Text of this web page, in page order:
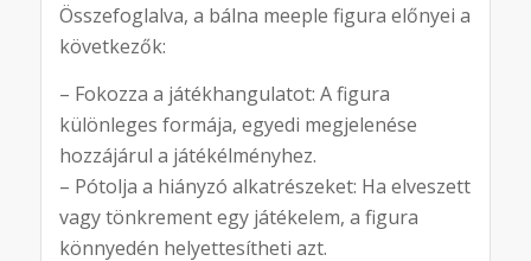
Összefoglalva, a bálna meeple figura előnyei a
következők:
– Fokozza a játékhangulatot: A figura
különleges formája, egyedi megjelenése
hozzájárul a játékélményhez.
– Pótolja a hiányzó alkatrészeket: Ha elveszett
vagy tönkrement egy játékelem, a figura
könnyedén helyettesítheti azt.